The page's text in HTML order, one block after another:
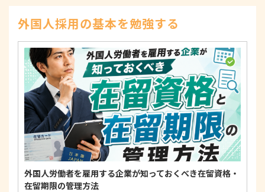
示、訂正、削除、または利用もしくは提供の停止等
を求められたときは、適法かつ遅滞なく応じます。
4. 法令・指針・規範の遵守について
適正な個人情報保護の実現のため、個人情報の取扱
いに関する法令、国が定める指針およびその他の規
範を遵守します。
個人情報に関するお問い合わせ窓口
〒125-0061
東京都葛飾区亀有3-21-11 藍ビル202
TEL：0120-550-580
株式会社 アルフォース･ワン 個人情報保護担当
外国人採用の基本を勉強する
外国人労働者を雇用する企業が知っておくべき在留資格・
在留期限の管理方法